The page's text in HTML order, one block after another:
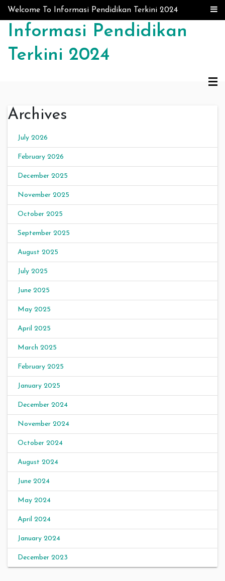
Skip to content
Welcome To Informasi Pendidikan Terkini 2024
Informasi Pendidikan
Terkini 2024
Archives
July 2026
February 2026
December 2025
November 2025
October 2025
September 2025
August 2025
July 2025
June 2025
May 2025
April 2025
March 2025
February 2025
January 2025
December 2024
November 2024
October 2024
August 2024
June 2024
May 2024
April 2024
January 2024
December 2023